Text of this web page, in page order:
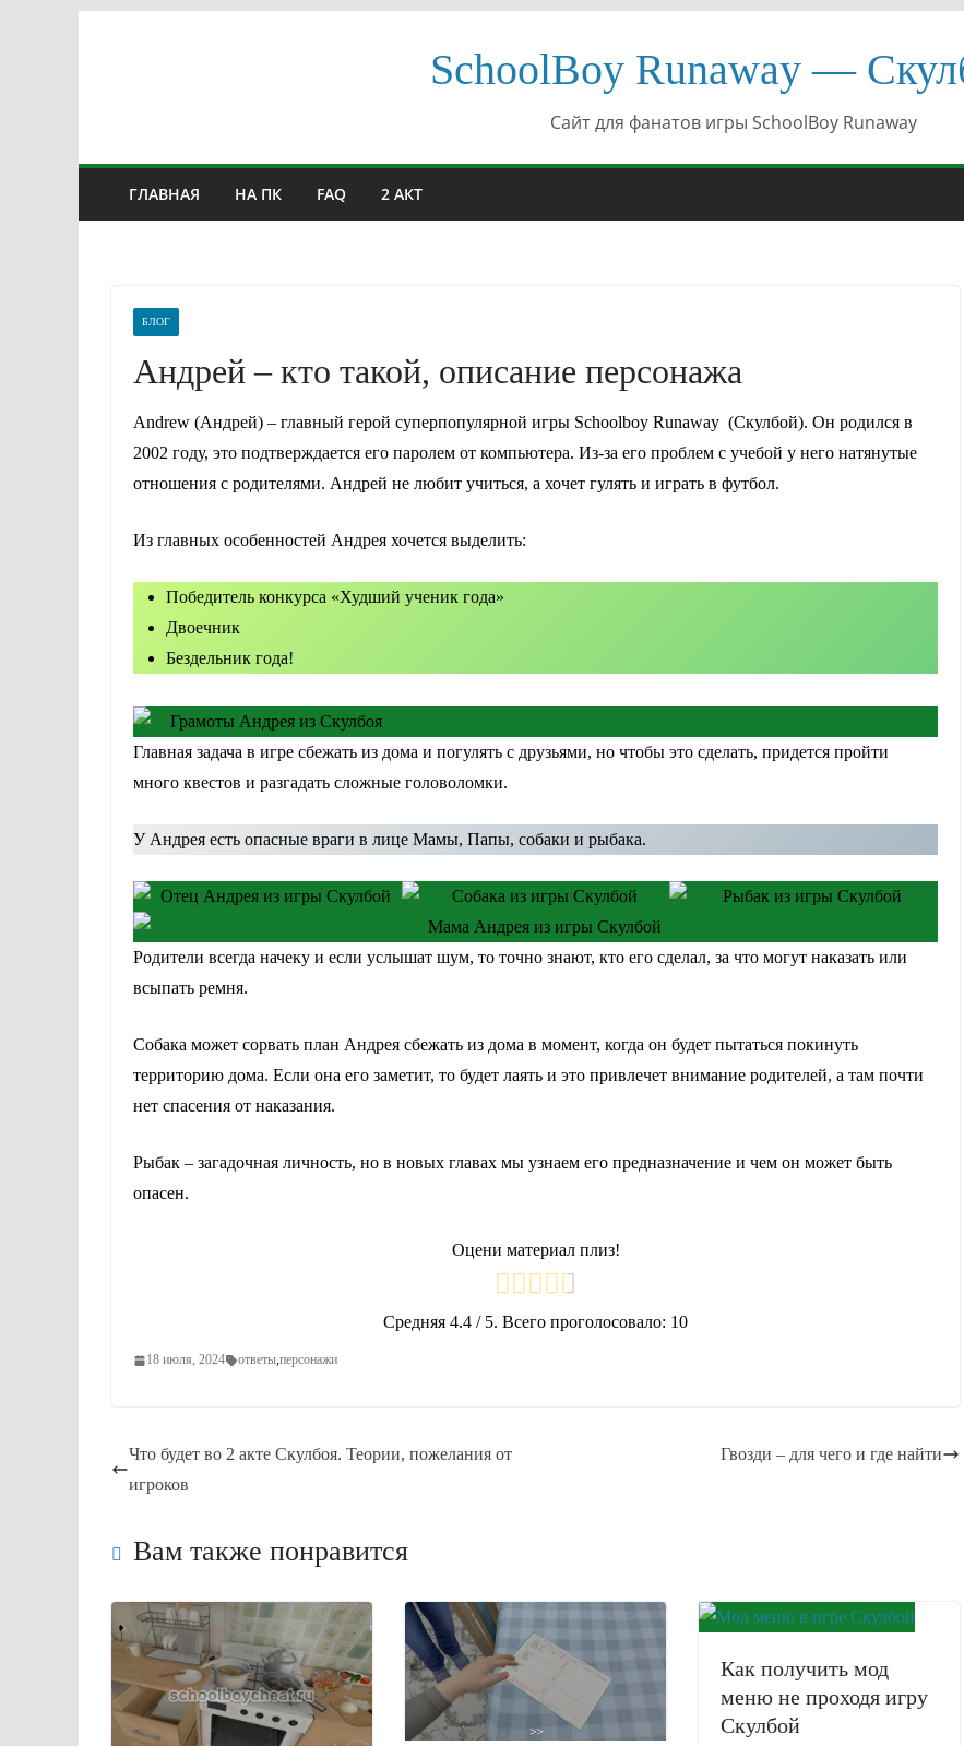
SchoolBoy Runaway —
Сайт для фанатов игры SchoolBoy Runaway
ГЛАВНАЯ НА ПК FAQ 2 АКТ
БЛОГ
Андрей – кто такой, описание персонажа
Andrew (Андрей) – главный герой суперпопулярной игры Schoolboy Runaway (Скулбой). Он родился в
2002 году, это подтверждается его паролем от компьютера. Из-за его проблем с учебой у него натянутые
отношения с родителями. Андрей не любит учиться, а хочет гулять и играть в футбол.
Из главных особенностей Андрея хочется выделить:
Победитель конкурса «Худший ученик года»
Двоечник
Бездельник года!
Главная задача в игре сбежать из дома и погулять с друзьями, но чтобы это сделать, придется пройти
много квестов и разгадать сложные головоломки.
У Андрея есть опасные враги в лице Мамы, Папы, собаки и рыбака.
Родители всегда начеку и если услышат шум, то точно знают, кто его сделал, за что могут наказать или
всыпать ремня.
Собака может сорвать план Андрея сбежать из дома в момент, когда он будет пытаться покинуть
территорию дома. Если она его заметит, то будет лаять и это привлечет внимание родителей, а там почти
нет спасения от наказания.
Рыбак – загадочная личность, но в новых главах мы узнаем его предназначение и чем он может быть
опасен.
Оцени материал плиз!
Средняя 4.4 / 5. Всего проголосовало: 10
18 июля, 2024 ответы,персонажи
Что будет во 2 акте Скулбоя. Теории, пожелания от
игроков
Гвозди – для чего и где найти
Вам также понравится
Как получить мод
меню не проходя игру
Скулбой